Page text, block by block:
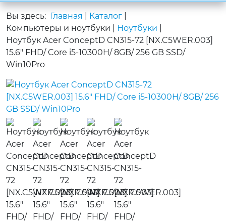
Вы здесь: Главная Каталог
Компьютеры и ноутбуки
Ноутбуки
Ноутбук Acer ConceptD CN315-72 [NX.C5WER.003]
15.6" FHD/ Core i5-10300H/ 8GB/ 256 GB SSD/
Win10Pro